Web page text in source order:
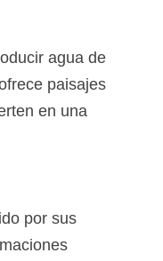
agua de
paisajes
en una
por sus